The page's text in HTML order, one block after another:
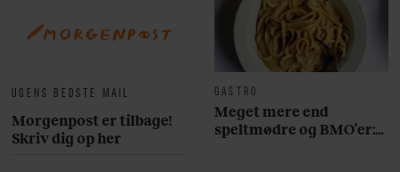
UGENS BEDSTE MAIL
Morgenpost er tilbage!
Skriv dig op her
GASTRO
Meget mere end
speltmødre og BMO’er: